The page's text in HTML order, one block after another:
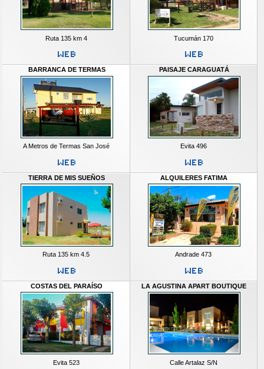
Ruta 135 km 4 Tucumán 170
BARRANCA DE TERMAS
A Metros de Termas San José
PAISAJE CARAGUATÁ
Evita 496
TIERRA DE MIS SUEÑOS
Ruta 135 km 4.5
ALQUILERES FATIMA
Andrade 473
COSTAS DEL PARAÍSO
Evita 523
LA AGUSTINA APART BOUTIQUE
Calle Artalaz S/N